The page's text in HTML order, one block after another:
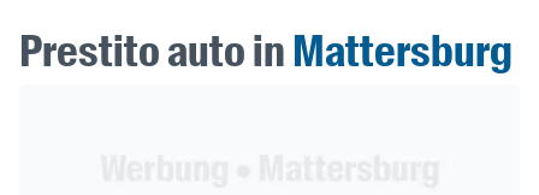
Prestito auto inMattersburg